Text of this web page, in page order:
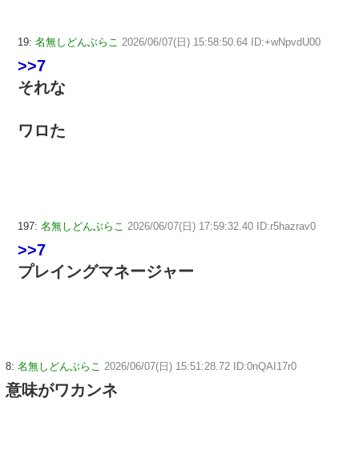
19: 名無しどんぶらこ 2026/06/07(日) 15:58:50.64 ID:+wNpvdU00
>>7
それな
ワロた
197: 名無しどんぶらこ 2026/06/07(日) 17:59:32.40 ID:r5hazrav0
>>7
プレイングマネージャー
8: 名無しどんぶらこ 2026/06/07(日) 15:51:28.72 ID:0nQAI17r0
意味がワカンネ